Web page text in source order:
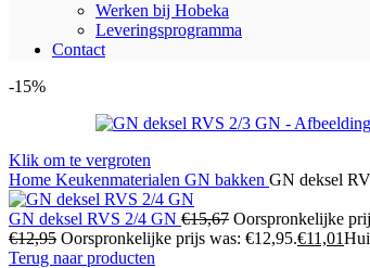
Werken bij Hobeka
Leveringsprogramma
Contact
-15%
Klik om te vergroten
Home Keukenmaterialen GN bakken GN deksel
GN deksel RVS 2/4 GN €15,67 Oorspronkelijke
€12,95 Oorspronkelijke prijs was: €12,95.€11,01
Terug naar producten